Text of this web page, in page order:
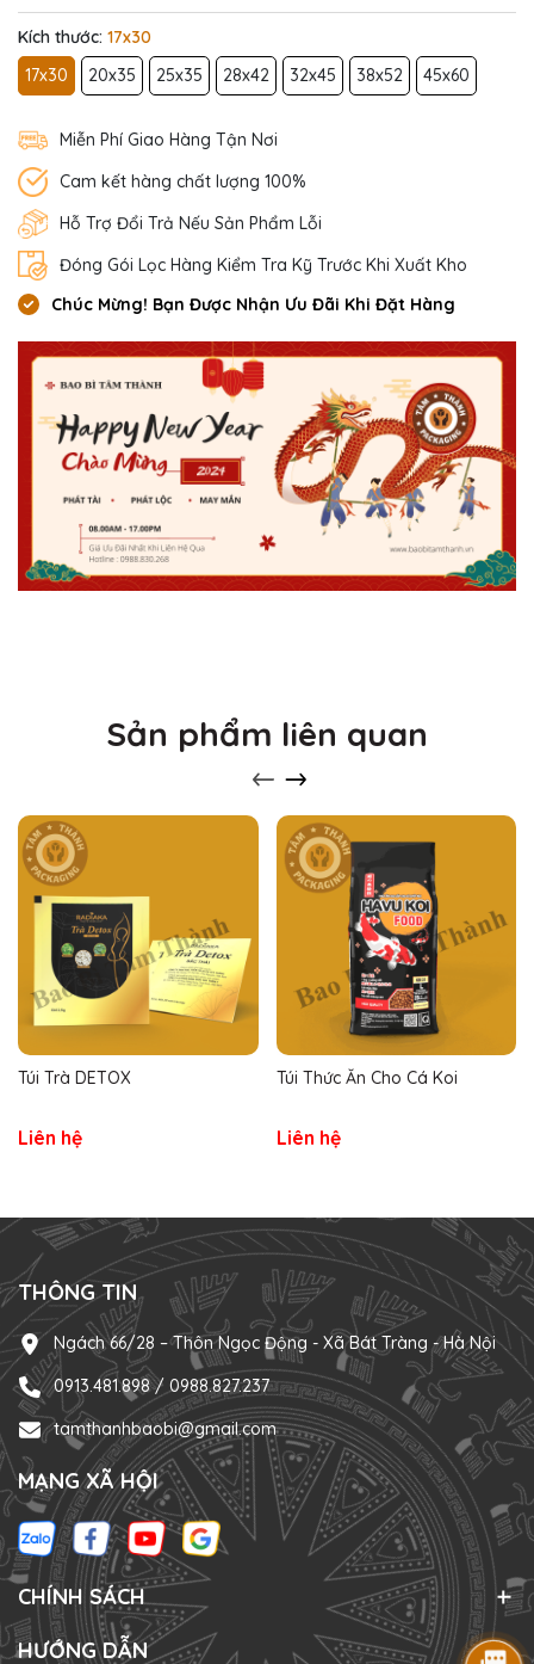
Kích thước: 17x30
17x30
20x35 25x35 28x42 32x45 38x52 45x60
Miễn Phí Giao Hàng Tận Nơi
Cam kết hàng chất lượng 100%
Hỗ Trợ Đổi Trả Nếu Sản Phẩm Lỗi
Đóng Gói Lọc Hàng Kiểm Tra Kỹ Trước Khi Xuất Kho
Chúc Mừng! Bạn Được Nhận Ưu Đãi Khi Đặt Hàng
Sản phẩm liên quan
Túi Trà DETOX
Liên hệ
Túi Thức Ăn Cho Cá Koi
Liên hệ
THÔNG TIN
Ngách 66/28 – Thôn Ngọc Động - Xã Bát Tràng - Hà Nội
0913.481.898 / 0988.827.237
tamthanhbaobi@gmail.com
MẠNG XÃ HỘI
CHÍNH SÁCH
HƯỚNG DẪN